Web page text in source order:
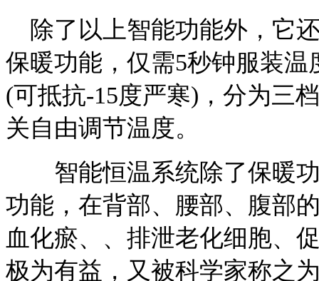
除了以上智能功能外，它
保暖功能，仅需5秒钟服装
(可抵抗-15度严寒)，分为三
关自由调节温度。
智能恒温系统除了保暖功
功能，在背部、腰部、腹部
血化瘀、、排泄老化细胞、
极为有益，又被科学家称之